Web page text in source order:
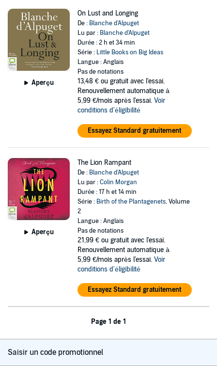
Aperçu
On Lust and Longing
De : Blanche d'Alpuget
Lu par : Blanche d'Alpuget
Durée : 2 h et 34 min
Série : Little Books on Big Ideas
Langue : Anglais
Pas de notations
13,48 € ou gratuit avec l'essai.
Renouvellement automatique à
5,99 €/mois après l'essai. Voir
conditions d'éligibilité
Essayez Standard gratuitement
Aperçu
The Lion Rampant
De : Blanche d'Alpuget
Lu par :Colin Morgan
Durée : 17 h et 14 min
Série : Birth of the Plantagenets, Volume
2
Langue : Anglais
Pas de notations
21,99 € ou gratuit avec l'essai.
Renouvellement automatique à
5,99 €/mois après l'essai. Voir
conditions d'éligibilité
Essayez Standard gratuitement
Page 1 de 1
Saisir un code promotionnel